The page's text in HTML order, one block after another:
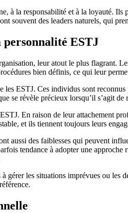
à la responsabilité et à la loyauté.
souvent des leaders naturels, qui
personnalité ESTJ
leur atout le plus flagrant.
bien définis, ce qui leur
les ESTJ. Ces individus sont
se révèle précieux lorsqu’il s’agit
En raison de leur attachement
et ils tiennent toujours leurs
aussi des faiblesses qui peuvent
tendance à adopter une
les situations imprévues ou les